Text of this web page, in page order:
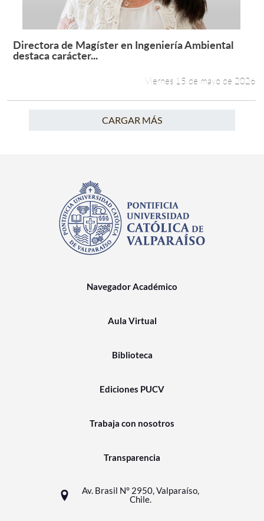
Leer más +
Directora de Magíster en Ingeniería Ambiental
destaca carácter...
Viernes 15 de mayo de 2026
CARGAR MÁS
Navegador Académico
Aula Virtual
Biblioteca
Ediciones PUCV
Trabaja con nosotros
Transparencia
Av. Brasil N° 2950, Valparaíso,
Chile.